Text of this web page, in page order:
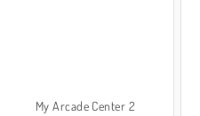
My Arcade Center 2